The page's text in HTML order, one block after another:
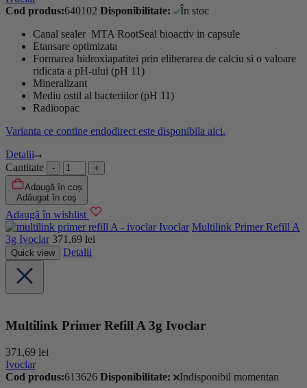
Cod produs:640102 Disponibilitate:
În stoc
Canal sealer MTA RootSeal bioactiv in capsule
Etansare optimizata
Formarea hidroxiapatitei prin eliberarea de calciu si o valoare
ridicata a pH-ului (pH 11)
Mineralizant
Mediu ostil al bacteriilor (pH 11)
Radioopac
Varianta ce contine endodirect este disponibila aici.
Detalii
Cantitate
Adaugă în coș
Adăugat în coș
Adaugă în wishlist
Ivoclar Multilink Primer Refill A
3g Ivoclar 371,69 lei
Quick view Detalii
Multilink Primer Refill A 3g Ivoclar
371,69 lei
Ivoclar
Cod produs:613626 Disponibilitate:
Indisponibil momentan